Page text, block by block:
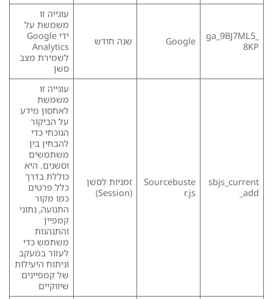
_ga_9BJ7ML5
8KP
Google שנה חודש
עוגייה זו
משמשת על
ידי Google
Analytics
לשמירת מצב
סשן
sbjs_current
_add
Sourcebuste
r.js
זמניות לסשן
(Session)
עוגייה זו
משמשת
לאחסון מידע
על הביקור
הנוכחי כדי
להבחין בין
משתמשים
וסשנים. היא
כוללת בדרך
כלל פרטים
כמו מקור
התנועה, נתוני
קמפיין
והתנהגות
משתמש כדי
לעזור במעקב
וניתוח היעילות
של קמפיינים
שיווקיים